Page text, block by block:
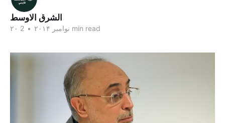
الشرق الاوسط
۲۰ نوامبر ۲۰۱۴ • 2 min read